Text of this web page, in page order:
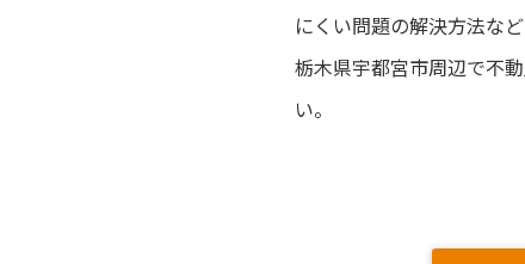
にくい問題の解決方法など
栃木県宇都宮市周辺で不
い。